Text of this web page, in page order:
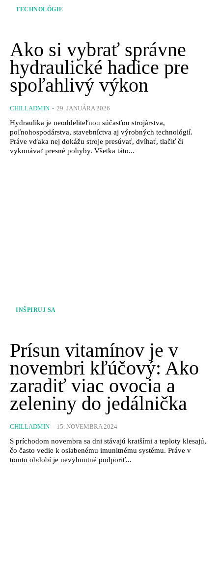
TECHNOLÓGIE
Ako si vybrať správne
hydraulické hadice pre
spoľahlivý výkon
CHILLADMIN - 29. JANUÁRA 2026
Hydraulika je neoddeliteľnou súčasťou strojárstva,
poľnohospodárstva, stavebníctva aj výrobných technológií.
Práve vďaka nej dokážu stroje presúvať, dvíhať, tlačiť či
vykonávať presné pohyby. Všetka táto...
INŠPIRUJ SA
Prísun vitamínov je v
novembri kľúčový: Ako
zaradiť viac ovocia a
zeleniny do jedálnička
CHILLADMIN - 15. NOVEMBRA 2024
S príchodom novembra sa dni stávajú kratšími a teploty klesajú,
čo často vedie k oslabenému imunitnému systému. Práve v
tomto období je nevyhnutné podporiť...